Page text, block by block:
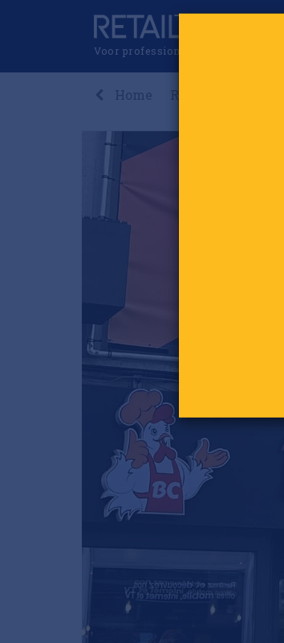
Voor professionals in retail & brands
Home Recent